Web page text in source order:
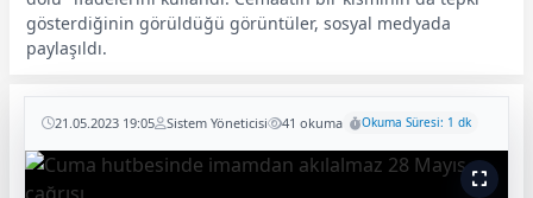
gösterdiğinin görüldüğü görüntüler, sosyal medyada
paylaşıldı.
21.05.2023 19:05 Sistem Yöneticisi 41 okuma Okuma Süresi: 1 dk